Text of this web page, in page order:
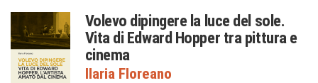
Volevo dipingere la luce del sole.
Vita di Edward Hopper tra pittura e
cinema
Ilaria Floreano